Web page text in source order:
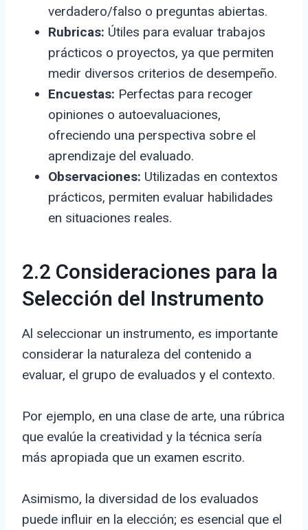
verdadero/falso o preguntas abiertas.
Rubricas: Útiles para evaluar trabajos
prácticos o proyectos, ya que permiten
medir diversos criterios de desempeño.
Encuestas: Perfectas para recoger
opiniones o autoevaluaciones,
ofreciendo una perspectiva sobre el
aprendizaje del evaluado.
Observaciones: Utilizadas en contextos
prácticos, permiten evaluar habilidades
en situaciones reales.
2.2 Consideraciones para la
Selección del Instrumento
Al seleccionar un instrumento, es importante
considerar la naturaleza del contenido a
evaluar, el grupo de evaluados y el contexto.
Por ejemplo, en una clase de arte, una rúbrica
que evalúe la creatividad y la técnica sería
más apropiada que un examen escrito.
Asimismo, la diversidad de los evaluados
puede influir en la elección; es esencial que el